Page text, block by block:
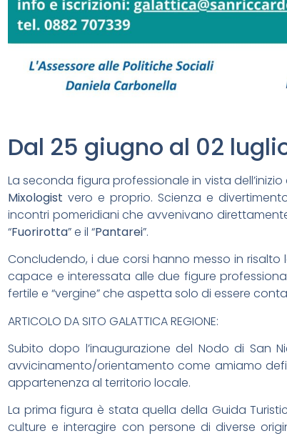
Dal 25 giugno al 02
La seconda figura professionale in vista
Mixologist vero e proprio. Scienza e
incontri pomeridiani che avvenivano
“Fuorirotta” e il “Pantarei”.
Concludendo, i due corsi hanno messo in
capace e interessata alle due figure
fertile e “vergine” che aspetta solo di essere
ARTICOLO DA SITO GALATTICA REGIONE:
Subito dopo l’inaugurazione del Nodo di San
avvicinamento/orientamento come amiamo
appartenenza al territorio locale.
La prima figura è stata quella della Guida
culture e interagire con persone di diverse